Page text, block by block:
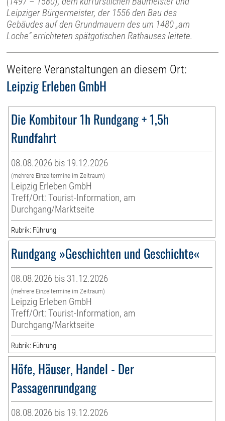
Leipziger Bürgermeister, der 1556 den Bau des
Gebäudes auf den Grundmauern des um 1480 „am
Loche“ errichteten spätgotischen Rathauses leitete.
Weitere Veranstaltungen an diesem Ort:
Leipzig Erleben GmbH
Die Kombitour 1h Rundgang + 1,5h
Rundfahrt
08.08.2026 bis 19.12.2026
(mehrere Einzeltermine im Zeitraum)
Leipzig Erleben GmbH
Treff/Ort: Tourist-Information, am
Durchgang/Marktseite
Rubrik: Führung
Rundgang »Geschichten und Geschichte«
08.08.2026 bis 31.12.2026
(mehrere Einzeltermine im Zeitraum)
Leipzig Erleben GmbH
Treff/Ort: Tourist-Information, am
Durchgang/Marktseite
Rubrik: Führung
Höfe, Häuser, Handel - Der
Passagenrundgang
08.08.2026 bis 19.12.2026